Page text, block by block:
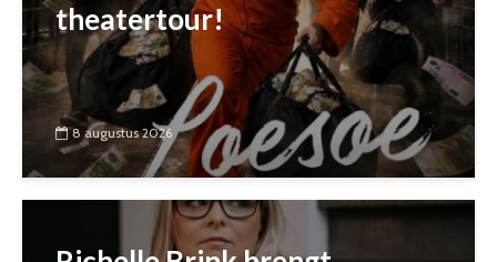
theatertour!
8 augustus 2026